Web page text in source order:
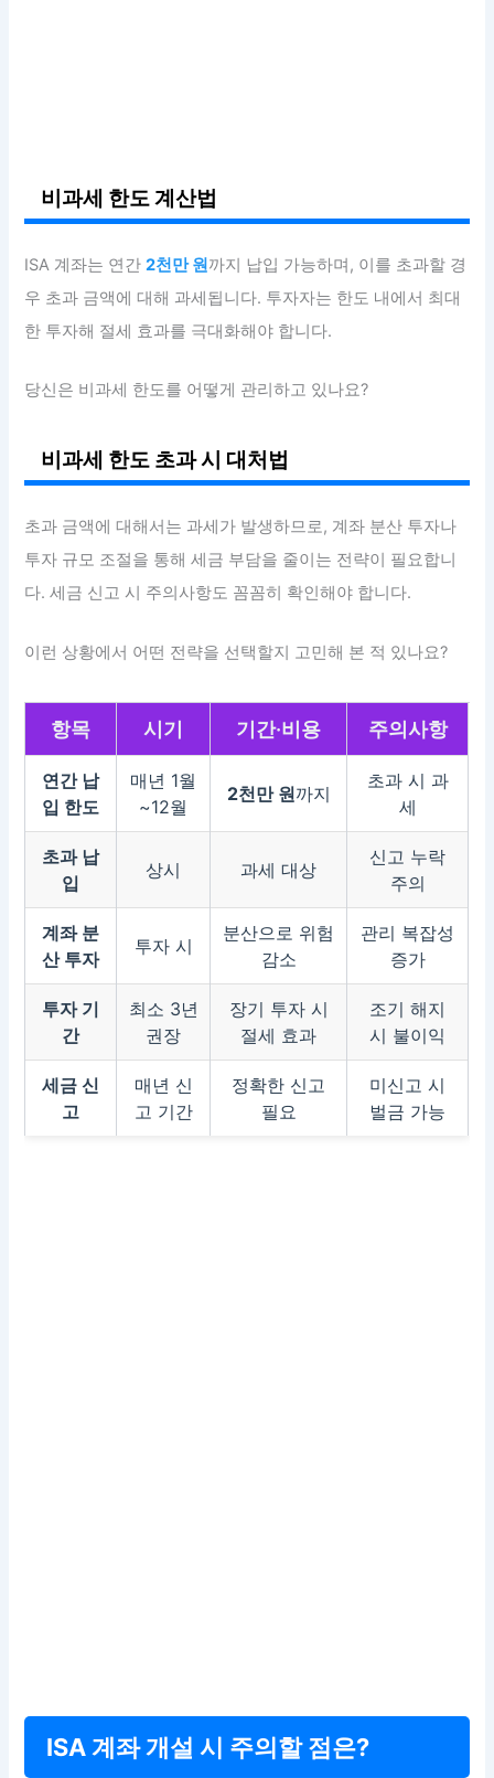
비과세 한도 계산법
ISA 계좌는 연간2천만 원까지 납입 가능하며, 이를 초과할 경
우 초과 금액에 대해 과세됩니다. 투자자는 한도 내에서 최대
한 투자해 절세 효과를 극대화해야 합니다.
당신은 비과세 한도를 어떻게 관리하고 있나요?
비과세 한도 초과 시 대처법
초과 금액에 대해서는 과세가 발생하므로, 계좌 분산 투자나
투자 규모 조절을 통해 세금 부담을 줄이는 전략이 필요합니
다. 세금 신고 시 주의사항도 꼼꼼히 확인해야 합니다.
이런 상황에서 어떤 전략을 선택할지 고민해 본 적 있나요?
항목 시기 기간·비용 주의사항
연간 납
입 한도
매년 1월
~12월
2천만 원까지
초과 시 과
세
초과 납
입
상시 과세 대상
신고 누락
주의
계좌 분
산 투자
투자 시
분산으로 위험
감소
관리 복잡성
증가
투자 기
간
최소 3년
권장
장기 투자 시
절세 효과
조기 해지
시 불이익
세금 신
고
매년 신
고 기간
정확한 신고
필요
미신고 시
벌금 가능
ISA 계좌 개설 시 주의할 점은?